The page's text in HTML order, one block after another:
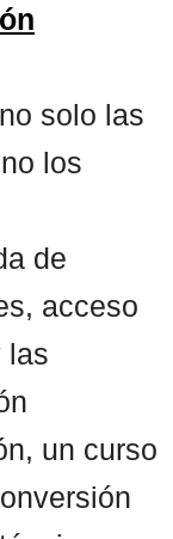
solo las
los
de
acceso
las
un curso